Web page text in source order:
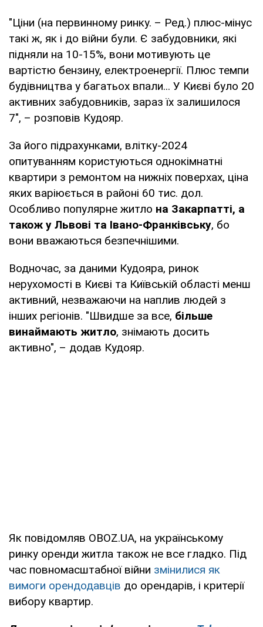
"Ціни (на первинному ринку. – Ред.) плюс-мінус
такі ж, як і до війни були. Є забудовники, які
підняли на 10-15%, вони мотивують це
вартістю бензину, електроенергії. Плюс темпи
будівництва у багатьох впали... У Києві було 20
активних забудовників, зараз їх залишилося
7", – розповів Кудояр.
За його підрахунками, влітку-2024
опитуванням користуються однокімнатні
квартири з ремонтом на нижніх поверхах, ціна
яких варіюється в районі 60 тис. дол.
Особливо популярне житло на Закарпатті, а
також у Львові та Івано-Франківську, бо
вони вважаються безпечнішими.
Водночас, за даними Кудояра, ринок
нерухомості в Києві та Київській області менш
активний, незважаючи на наплив людей з
інших регіонів. "Швидше за все, більше
винаймають житло, знімають досить
активно", – додав Кудояр.
Як повідомляв OBOZ.UA, на українському
ринку оренди житла також не все гладко. Під
час повномасштабної війни змінилися як
вимоги орендодавців до орендарів, і критерії
вибору квартир.